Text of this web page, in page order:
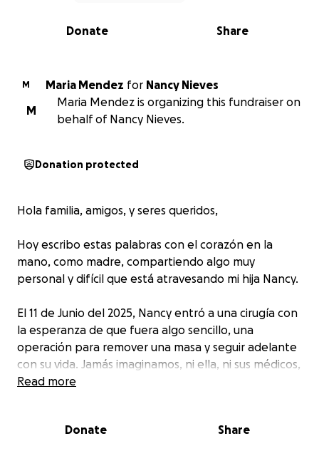
0% complete
Share
Donate
M Maria Mendez for Nancy Nieves
M
Maria Mendez is organizing this fundraiser on
behalf of Nancy Nieves.
Donation protected
Hola familia, amigos, y seres queridos,
Hoy escribo estas palabras con el corazón en la
mano, como madre, compartiendo algo muy
personal y difícil que está atravesando mi hija Nancy.
El 11 de Junio del 2025, Nancy entró a una cirugía con
la esperanza de que fuera algo sencillo, una
operación para remover una masa y seguir adelante
con su vida. Jamás imaginamos, ni ella, ni sus médicos,
que ese día marcaría el comienzo de una batalla
Read more
Donate Share